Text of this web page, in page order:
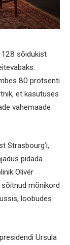
sõidukist
80 protsenti
et kasutuses
vahemaade
Strasbourg’i,
pidada
Olivér
sõitnud mõnikord
loobudes
Ursula